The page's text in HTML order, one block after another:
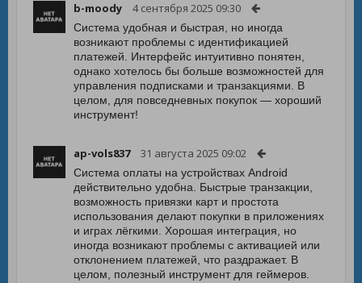
b-moody 4 сентября 2025 09:30
Система удобная и быстрая, но иногда
возникают проблемы с идентификацией
платежей. Интерфейс интуитивно понятен,
однако хотелось бы больше возможностей для
управления подписками и транзакциями. В
целом, для повседневных покупок — хороший
инструмент!
ap-vols837 31 августа 2025 09:02
Система оплаты на устройствах Android
действительно удобна. Быстрые транзакции,
возможность привязки карт и простота
использования делают покупки в приложениях
и играх лёгкими. Хорошая интеграция, но
иногда возникают проблемы с активацией или
отклонением платежей, что раздражает. В
целом, полезный инструмент для геймеров.